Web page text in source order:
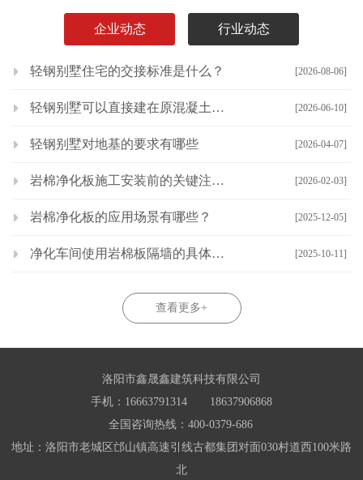
企业动态 行业动态
[2026-08-06]
轻钢别墅住宅的交接标准是什么？
[2026-06-10]
轻钢别墅可以直接建在原混凝土地面上吗？
[2026-04-07]
轻钢别墅对地基的要求有哪些
[2026-02-03]
岩棉净化板施工安装前的关键注意事项
[2025-12-05]
岩棉净化板的应用场景有哪些？
[2025-10-11]
净化车间使用岩棉板隔墙的具体施工步骤是什么？
查看更多+
洛阳市鑫晟鑫建筑科技有限公司
手机：16663791314 18637906868
全国咨询热线：400-0379-686
地址：洛阳市老城区邙山镇高速引线古都集团对面030村道西100米路
北